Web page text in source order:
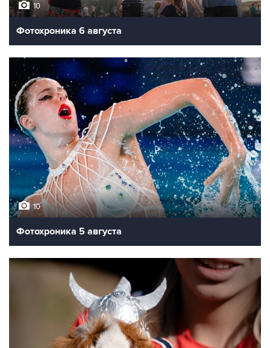
10
Фотохроника 6 августа
10
Фотохроника 5 августа